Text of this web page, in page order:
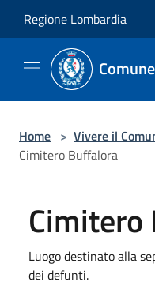
Regione Lombardia
Home > Vivere il
Cimitero Buffalora
Luogo destinato alla
dei defunti.